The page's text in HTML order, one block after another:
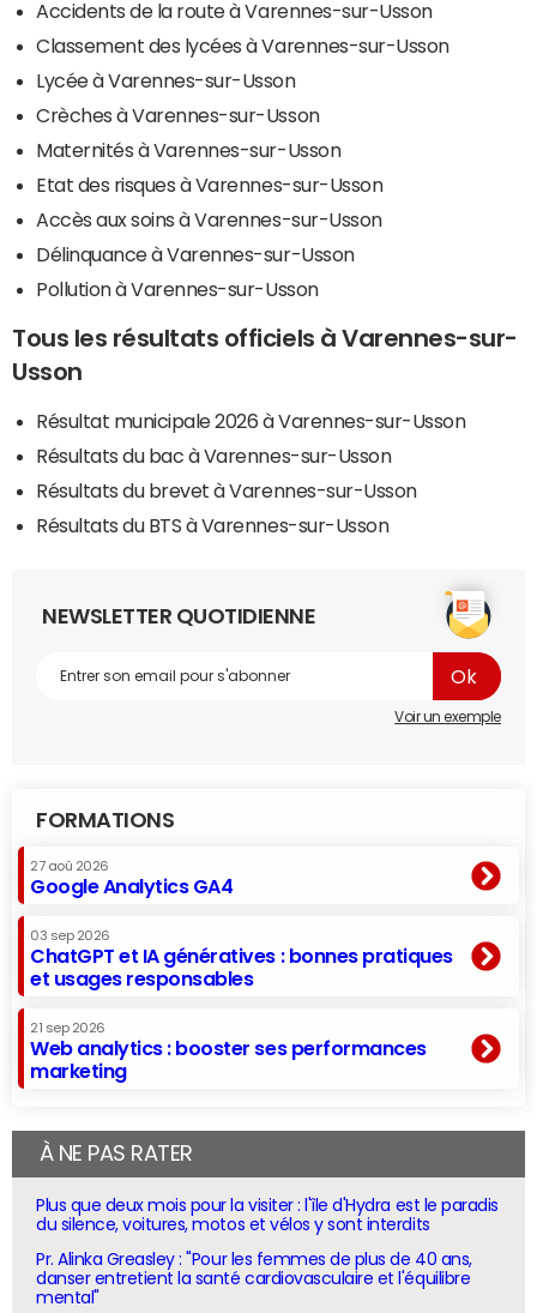
Accidents de la route à Varennes-sur-Usson
Classement des lycées à Varennes-sur-Usson
Lycée à Varennes-sur-Usson
Crèches à Varennes-sur-Usson
Maternités à Varennes-sur-Usson
Etat des risques à Varennes-sur-Usson
Accès aux soins à Varennes-sur-Usson
Délinquance à Varennes-sur-Usson
Pollution à Varennes-sur-Usson
Tous les résultats officiels à Varennes-sur-
Usson
Résultat municipale 2026 à Varennes-sur-Usson
Résultats du bac à Varennes-sur-Usson
Résultats du brevet à Varennes-sur-Usson
Résultats du BTS à Varennes-sur-Usson
NEWSLETTER QUOTIDIENNE
Voir un exemple
FORMATIONS
27 aoû 2026
Google Analytics GA4
03 sep 2026
ChatGPT et IA génératives : bonnes pratiques
et usages responsables
21 sep 2026
Web analytics : booster ses performances
marketing
À NE PAS RATER
Plus que deux mois pour la visiter : l'île d'Hydra est le paradis
du silence, voitures, motos et vélos y sont interdits
Pr. Alinka Greasley : "Pour les femmes de plus de 40 ans,
danser entretient la santé cardiovasculaire et l'équilibre
mental"